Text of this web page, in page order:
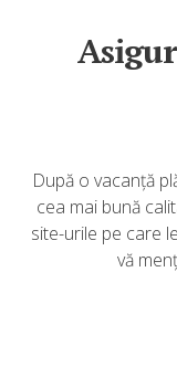
După o vacanță
cea mai bună
site-urile pe care
vă